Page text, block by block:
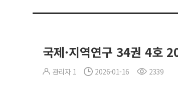
국제·지역연구 34권 4호
관리자 1 2026-01-16 2339